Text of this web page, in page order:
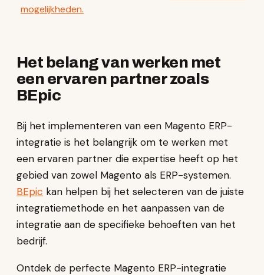
mogelijkheden.
Het belang van werken met
een ervaren partner zoals
BEpic
Bij het implementeren van een Magento ERP-
integratie is het belangrijk om te werken met
een ervaren partner die expertise heeft op het
gebied van zowel Magento als ERP-systemen.
BEpic kan helpen bij het selecteren van de juiste
integratiemethode en het aanpassen van de
integratie aan de specifieke behoeften van het
bedrijf.
Ontdek de perfecte Magento ERP-integratie